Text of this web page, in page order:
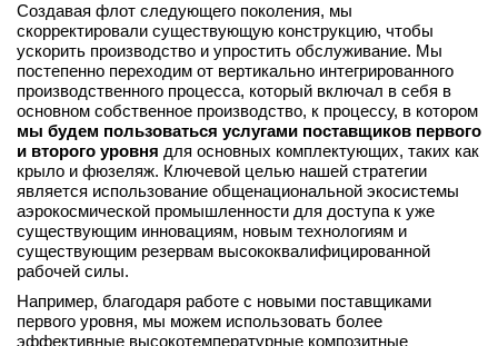
Создавая флот следующего поколения, мы
скорректировали существующую конструкцию, чтобы
ускорить производство и упростить обслуживание. Мы
постепенно переходим от вертикально интегрированного
производственного процесса, который включал в себя в
основном собственное производство, к процессу, в котором
мы будем пользоваться услугами поставщиков первого
и второго уровня для основных комплектующих, таких как
крыло и фюзеляж. Ключевой целью нашей стратегии
является использование общенациональной экосистемы
аэрокосмической промышленности для доступа к уже
существующим инновациям, новым технологиям и
существующим резервам высококвалифицированной
рабочей силы.
Например, благодаря работе с новыми поставщиками
первого уровня, мы можем использовать более
эффективные высокотемпературные композитные